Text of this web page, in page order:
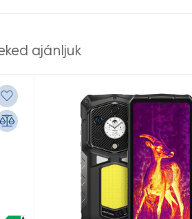
ajánljuk